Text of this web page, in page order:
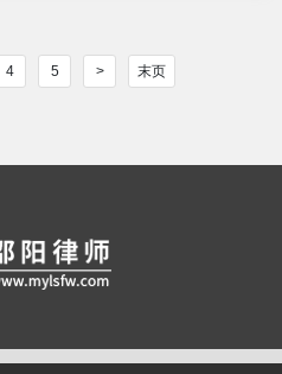
4 5 > 末页